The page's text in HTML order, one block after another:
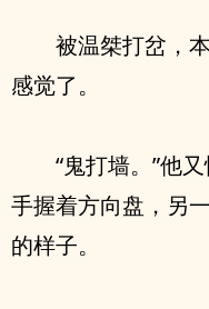
被温桀打岔，
感觉了。
“鬼打墙。”他
手握着方向盘，另
的样子。